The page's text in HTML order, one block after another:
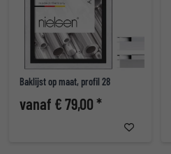
Baklijst op maat, profil 28
vanaf € 79,00 *